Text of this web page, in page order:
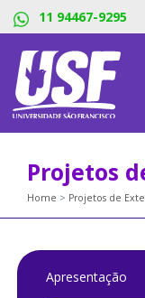
11 94467-9295
Projetos
Home Projetos de
Apresentação